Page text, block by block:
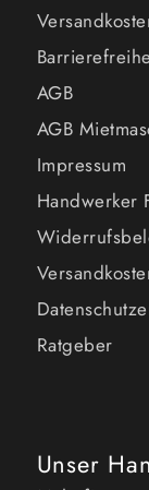
AGB
AGB
Impressum
Handwerker
Ratgeber
Unser